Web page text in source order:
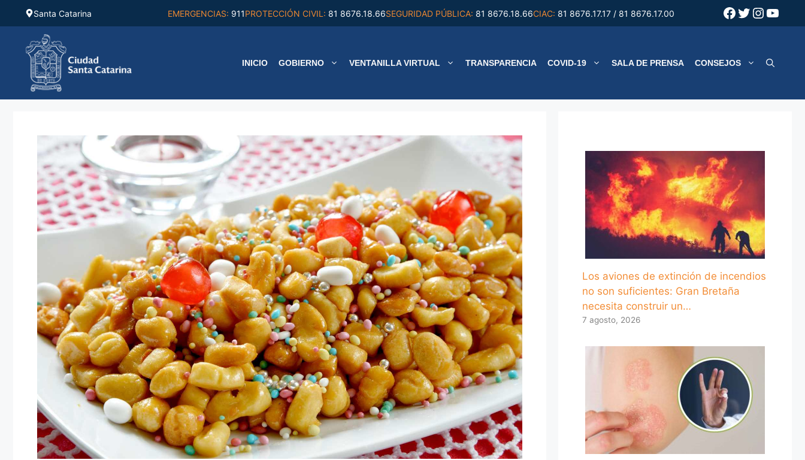
Saltar
contenido
Santa Catarina EMERGENCIAS: 911PROTECCIÓN CIVIL: 81 8676.18.66SEGURIDAD PÚBLICA: 81 8676.18.66CIAC: 81 8676.17.17 / 81 8676.17.00 Facebook
Twitter
INICIO GOBIERNO VENTANILLA VIRTUAL TRANSPARENCIA COVID-19 SALA DE PRENSA CONSEJOS
Los aviones de extinción de incendios
no son suficientes: Gran Bretaña
necesita construir un…
7 agosto, 2026